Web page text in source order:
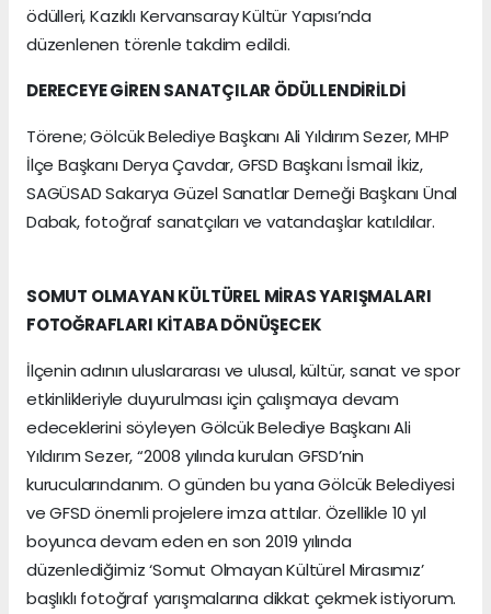
ödülleri, Kazıklı Kervansaray Kültür Yapısı’nda
düzenlenen törenle takdim edildi.
DERECEYE GİREN SANATÇILAR ÖDÜLLENDİRİLDİ
Törene; Gölcük Belediye Başkanı Ali Yıldırım Sezer, MHP
İlçe Başkanı Derya Çavdar, GFSD Başkanı İsmail İkiz,
SAGÜSAD Sakarya Güzel Sanatlar Derneği Başkanı Ünal
Dabak, fotoğraf sanatçıları ve vatandaşlar katıldılar.
SOMUT OLMAYAN KÜLTÜREL MİRAS YARIŞMALARI
FOTOĞRAFLARI KİTABA DÖNÜŞECEK
İlçenin adının uluslararası ve ulusal, kültür, sanat ve spor
etkinlikleriyle duyurulması için çalışmaya devam
edeceklerini söyleyen Gölcük Belediye Başkanı Ali
Yıldırım Sezer, “2008 yılında kurulan GFSD’nin
kurucularındanım. O günden bu yana Gölcük Belediyesi
ve GFSD önemli projelere imza attılar. Özellikle 10 yıl
boyunca devam eden en son 2019 yılında
düzenlediğimiz ‘Somut Olmayan Kültürel Mirasımız’
başlıklı fotoğraf yarışmalarına dikkat çekmek istiyorum.